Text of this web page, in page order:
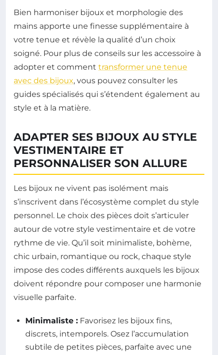
Bien harmoniser bijoux et morphologie des
mains apporte une finesse supplémentaire à
votre tenue et révèle la qualité d’un choix
soigné. Pour plus de conseils sur les accessoire à
adopter et comment transformer une tenue
avec des bijoux, vous pouvez consulter les
guides spécialisés qui s’étendent également au
style et à la matière.
ADAPTER SES BIJOUX AU STYLE
VESTIMENTAIRE ET
PERSONNALISER SON ALLURE
Les bijoux ne vivent pas isolément mais
s’inscrivent dans l’écosystème complet du style
personnel. Le choix des pièces doit s’articuler
autour de votre style vestimentaire et de votre
rythme de vie. Qu’il soit minimaliste, bohème,
chic urbain, romantique ou rock, chaque style
impose des codes différents auxquels les bijoux
doivent répondre pour composer une harmonie
visuelle parfaite.
Minimaliste : Favorisez les bijoux fins,
discrets, intemporels. Osez l’accumulation
subtile de petites pièces, parfaite avec une